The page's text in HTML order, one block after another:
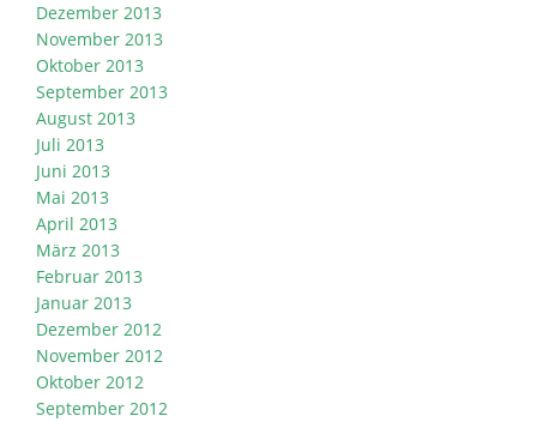
Dezember 2013
November 2013
Oktober 2013
September 2013
August 2013
Juli 2013
Juni 2013
Mai 2013
April 2013
März 2013
Februar 2013
Januar 2013
Dezember 2012
November 2012
Oktober 2012
September 2012